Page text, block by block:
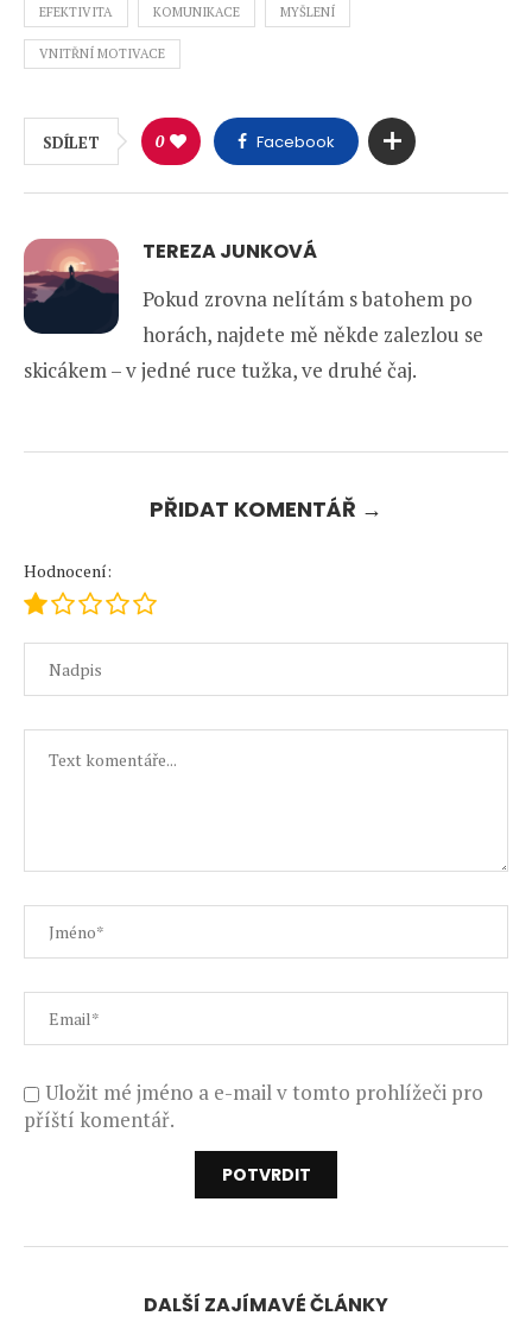
EFEKTIVITA KOMUNIKACE MYŠLENÍ
VNITŘNÍ MOTIVACE
SDÍLET 0 Facebook
TEREZA JUNKOVÁ
Pokud zrovna nelítám s batohem po
horách, najdete mě někde zalezlou se
skicákem – v jedné ruce tužka, ve druhé čaj.
PŘIDAT KOMENTÁŘ →
Hodnocení:
Uložit mé jméno a e-mail v tomto prohlížeči pro
příští komentář.
DALŠÍ ZAJÍMAVÉ ČLÁNKY